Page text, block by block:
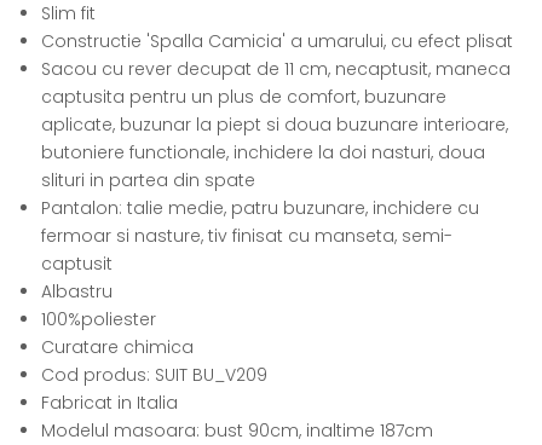
Slim fit
Constructie 'Spalla Camicia' a umarului, cu efect plisat
Sacou cu rever decupat de 11 cm, necaptusit, maneca
captusita pentru un plus de comfort, buzunare
aplicate, buzunar la piept si doua buzunare interioare,
butoniere functionale, inchidere la doi nasturi, doua
slituri in partea din spate
Pantalon: talie medie, patru buzunare, inchidere cu
fermoar si nasture, tiv finisat cu manseta, semi-
captusit
Albastru
100%poliester
Curatare chimica
Cod produs: SUIT BU_V209
Fabricat in Italia
Modelul masoara: bust 90cm, inaltime 187cm